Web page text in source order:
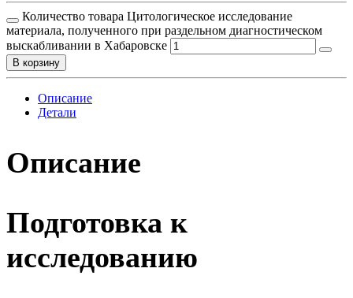
Количество товара Цитологическое исследование
материала, полученного при раздельном диагностическом
выскабливании в Хабаровске
В корзину
Описание
Детали
Описание
Подготовка к
исследованию